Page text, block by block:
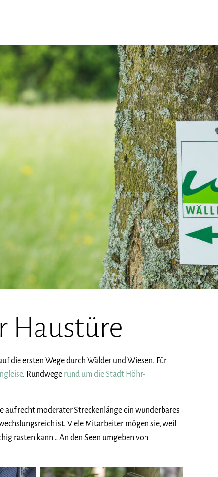
Haustüre
die ersten Wege durch Wälder und Wiesen. Für
. Rundwege rund um die Stadt Höhr-
auf recht moderater Streckenlänge ein wunderbares
ist. Viele Mitarbeiter mögen sie, weil
rasten kann… An den Seen umgeben von